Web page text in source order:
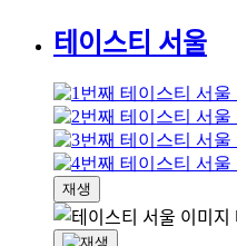
테이스티 서울
재생